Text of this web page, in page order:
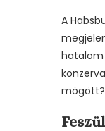
A
hatalom
mögött?